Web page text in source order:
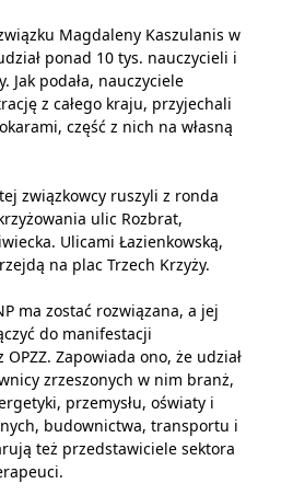
Magdaleny Kaszulanis w
ponad 10 tys. nauczycieli i
Jak podała, nauczyciele
z całego kraju, przyjechali
część z nich na własną
związkowcy ruszyli z ronda
ulic Rozbrat,
Ulicami Łazienkowską,
na plac Trzech Krzyży.
ma zostać rozwiązana, a jej
do manifestacji
Zapowiada ono, że udział
zrzeszonych w nim branż,
przemysłu, oświaty i
budownictwa, transportu i
też przedstawiciele sektora